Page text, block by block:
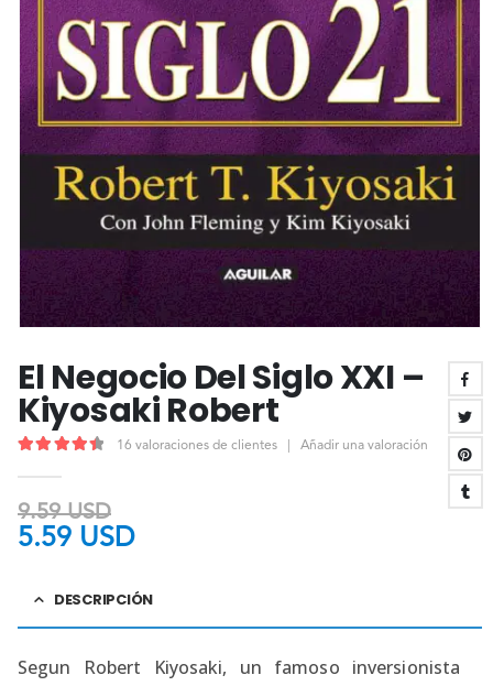
El Negocio Del Siglo XXI –
Kiyosaki Robert
16 valoraciones de clientes Añadir una valoración
9.59USD
5.59 USD
DESCRIPCIÓN
Segun Robert Kiyosaki, un famoso inversionista